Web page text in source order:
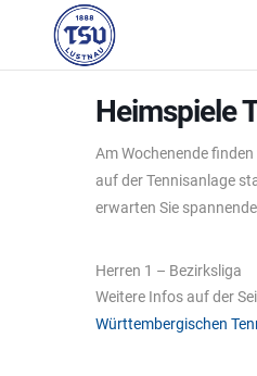
Heimspiele
Am Wochenende
auf der Tennisanlage
erwarten Sie
Herren 1 – Bezirksliga
Weitere Infos auf der
Württembergischen